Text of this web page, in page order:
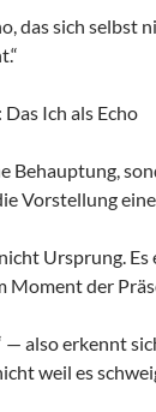
das sich selbst
Das Ich als Echo
Behauptung,
Vorstellung
nicht Ursprung.
Moment der
— also erkennt
weil es